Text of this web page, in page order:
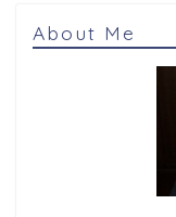
About Me